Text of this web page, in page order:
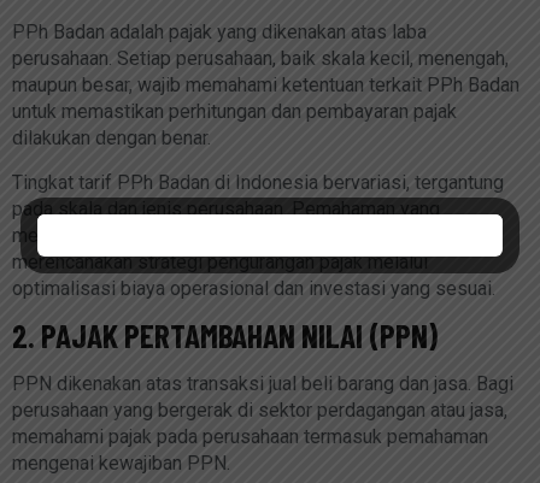
PPh Badan adalah pajak yang dikenakan atas laba
perusahaan. Setiap perusahaan, baik skala kecil, menengah,
maupun besar, wajib memahami ketentuan terkait PPh Badan
untuk memastikan perhitungan dan pembayaran pajak
dilakukan dengan benar.
Tingkat tarif PPh Badan di Indonesia bervariasi, tergantung
pada skala dan jenis perusahaan. Pemahaman yang
mendalam tentang perhitungan ini membantu perusahaan
merencanakan strategi pengurangan pajak melalui
optimalisasi biaya operasional dan investasi yang sesuai.
2. PAJAK PERTAMBAHAN NILAI (PPN)
PPN dikenakan atas transaksi jual beli barang dan jasa. Bagi
perusahaan yang bergerak di sektor perdagangan atau jasa,
memahami pajak pada perusahaan termasuk pemahaman
mengenai kewajiban PPN.